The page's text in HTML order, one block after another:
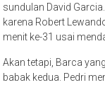
sundulan David
karena Robert
menit ke-31 usai
Akan tetapi, Barca
babak kedua. Pedri